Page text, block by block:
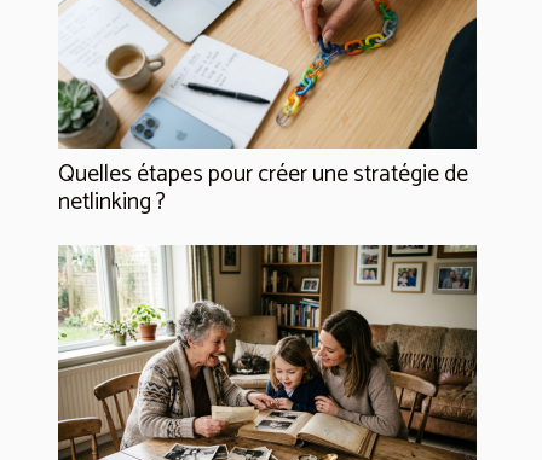
Quelles étapes pour créer une stratégie de
netlinking ?